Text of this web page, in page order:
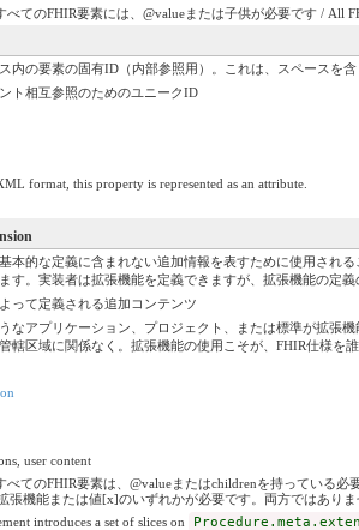
べてのFHIR要素には、@valueまたは子供が必要です / All
内の要素の固有ID（内部参照用）。これは、スペースを
ト相互参照のためのユニークID
format, this property is represented as an attribute.
本的な定義に含まれない追加情報を表すために使用され
す。実装者は拡張機能を定義できますが、拡張機能の定
って定義される追加コンテンツ
なアプリケーション、プロジェクト、または標準が拡張
轄区域に関係なく。拡張機能の使用こそが、FHIR仕様を
user content
べてのFHIR要素は、@valueまたはchildrenを持っている必
張機能または値[x]のいずれかが必要です。両方ではあり
introduces a set of slices on